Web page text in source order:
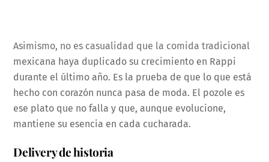
Asimismo, no es casualidad que la comida tradicional
mexicana haya duplicado su crecimiento en Rappi
durante el último año. Es la prueba de que lo que está
hecho con corazón nunca pasa de moda. El pozole es
ese plato que no falla y que, aunque evolucione,
mantiene su esencia en cada cucharada.
Delivery de historia